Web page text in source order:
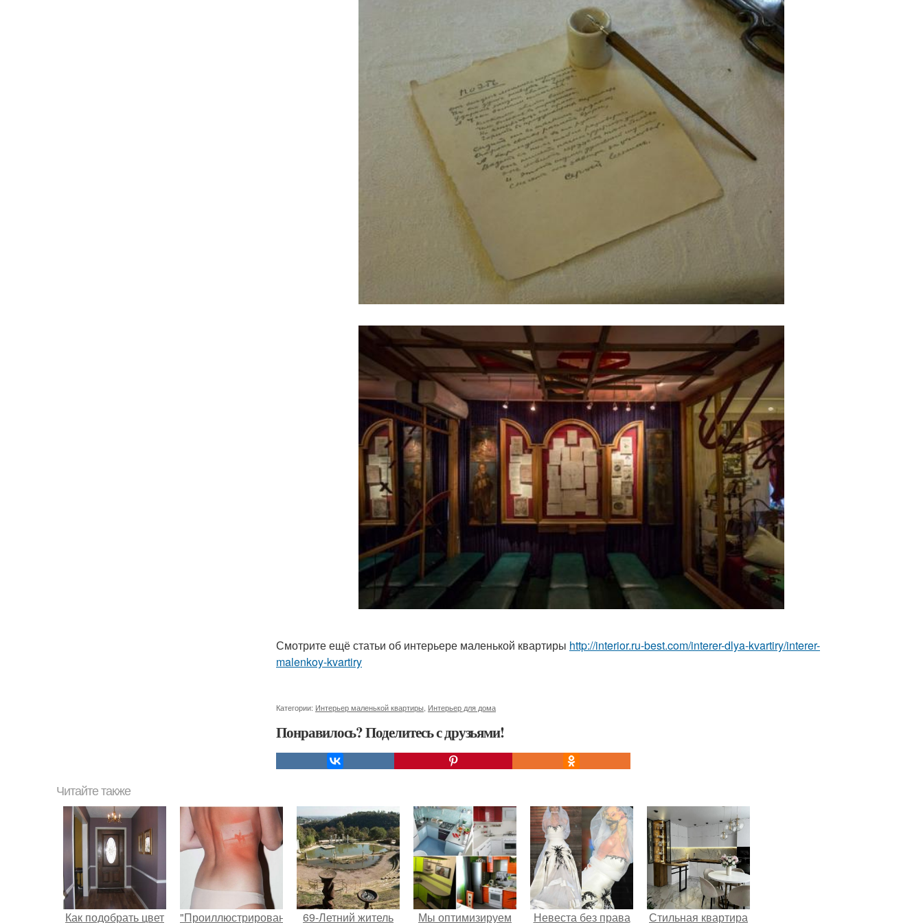
Смотрите ещё статьи об интерьере маленькой квартиры http://interior.ru-best.com/interer-dlya-kvartiry/interer-
malenkoy-kvartiry
Категории: Интерьер маленькой квартиры Интерьер для дома
Понравилось? Поделитесь с друзьями!
Читайте также
Как подобрать цвет "Проиллюстрированные69-Летний житель Мы оптимизируем Невеста без права Стильная квартира